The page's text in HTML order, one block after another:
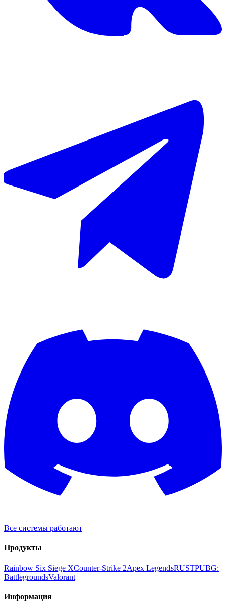
Все системы работают
Продукты
Rainbow Six Siege XCounter-Strike 2Apex LegendsRUSTPUBG:
BattlegroundsValorant
Информация